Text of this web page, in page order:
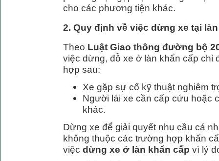
cho các phương tiện khác.
2. Quy định về việc dừng xe tại
Theo Luật Giao thông đường bộ
việc dừng, đỗ xe ở làn khẩn cấp
hợp sau:
Xe gặp sự cố kỹ thuật nghiêm
Người lái xe cần cấp cứu hoặc
khác.
Dừng xe để giải quyết nhu cầu cá
không thuộc các trường hợp khẩn
việc dừng xe ở làn khẩn cấp vì lý